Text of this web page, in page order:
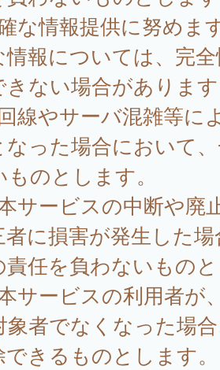
な情報提供に努めま
情報については、完
きない場合がありま
線やサーバ混雑等に
なった場合において
のとします。
ービスの中断や廃
に損害が発生した
責任を負わないもの
サービスの利用者が
象者でなくなった場
きるものとします。